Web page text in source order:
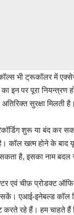
कॉल्स भी ट्रूकॉलर में
इन पर पूरा नियन्त्रण
सुरक्षा मिलती है।
शुरू या बंद कर
है। कॉल खत्म होने के
सकता है, इसका नाम
एवं चीफ़ प्रोडक्ट
एआई-इनेबल्ड कॉल
रहे हैं। हम चाहते हैं